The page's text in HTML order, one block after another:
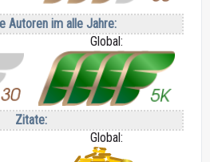
Autoren im alle Jahre:
Global:
Zitate:
Global: